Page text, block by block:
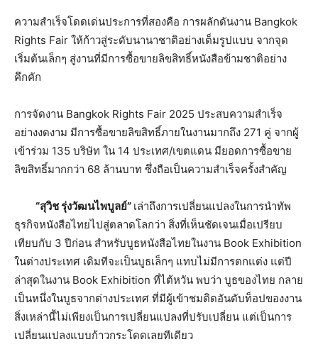
ความสำเร็จโดดเด่นประการที่สองคือ การผลักดันงาน Bangkok
Rights Fair ให้ก้าวสู่ระดับนานาชาติอย่างเต็มรูปแบบ จากจุด
เริ่มต้นเล็กๆ สู่งานที่มีการซื้อขายลิขสิทธิ์หนังสือข้ามชาติอย่าง
คึกคัก
การจัดงาน Bangkok Rights Fair 2025 ประสบความสำเร็จ
อย่างงดงาม มีการซื้อขายลิขสิทธิ์ภายในงานมากถึง 271 คู่ จากผู้
เข้าร่วม 135 บริษัท ใน 14 ประเทศ/เขตแดน มียอดการซื้อขาย
ลิขสิทธิ์มากกว่า 68 ล้านบาท ซึ่งถือเป็นความสำเร็จครั้งสำคัญ
“สุวิช รุ่งวัฒนไพบูลย์” เล่าถึงการเปลี่ยนแปลงในการนำทัพ
ธุรกิจหนังสือไทยไปสู่ตลาดโลกว่า สิ่งที่เห็นชัดเจนเมื่อเปรียบ
เทียบกับ 3 ปีก่อน สำหรับบูธหนังสือไทยในงาน Book Exhibition
ในต่างประเทศ เดิมทีจะเป็นบูธเล็กๆ แทบไม่มีการตกแต่ง แต่ปี
ล่าสุดในงาน Book Exhibition ที่ไต้หวัน พบว่า บูธของไทย กลาย
เป็นหนึ่งในบูธจากต่างประเทศ ที่มีผู้เข้าชมติดอันดับท็อปของงาน
สิ่งเหล่านี้ไม่เพียงเป็นการเปลี่ยนแปลงที่ปรับเปลี่ยน แต่เป็นการ
เปลี่ยนแปลงแบบก้าวกระโดดเลยทีเดียว